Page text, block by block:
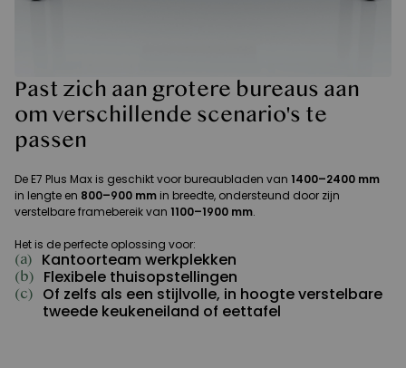
Past zich aan grotere bureaus aan
om verschillende scenario's te
passen
De E7 Plus Max is geschikt voor bureaubladen van 1400–2400 mm
in lengte en 800–900 mm in breedte, ondersteund door zijn
verstelbare framebereik van 1100–1900 mm.
Het is de perfecte oplossing voor:
(a) Kantoorteam werkplekken
(b) Flexibele thuisopstellingen
(c)
Of zelfs als een stijlvolle, in hoogte verstelbare
tweede keukeneiland of eettafel